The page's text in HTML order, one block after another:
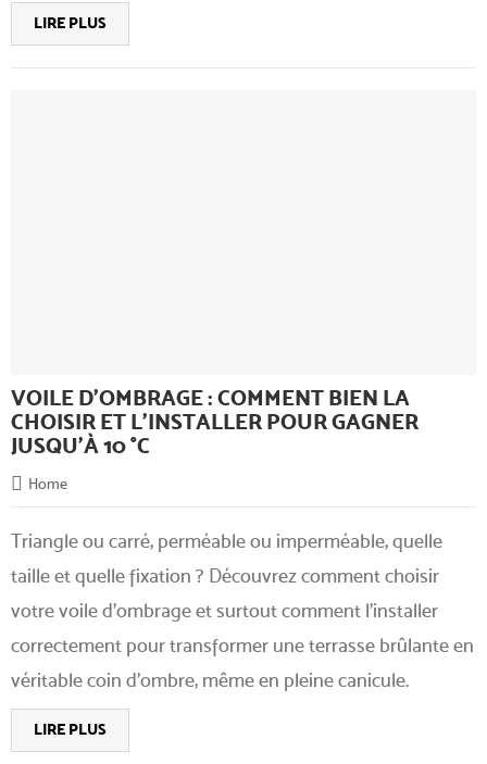
LIRE PLUS
VOILE D'OMBRAGE : COMMENT BIEN LA
CHOISIR ET L'INSTALLER POUR GAGNER
JUSQU'À 10 °C
Home
Triangle ou carré, perméable ou imperméable, quelle
taille et quelle fixation ? Découvrez comment choisir
votre voile d'ombrage et surtout comment l'installer
correctement pour transformer une terrasse brûlante en
véritable coin d'ombre, même en pleine canicule.
LIRE PLUS